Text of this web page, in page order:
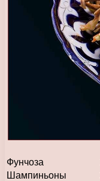
Фунчоза
Шампиньоны